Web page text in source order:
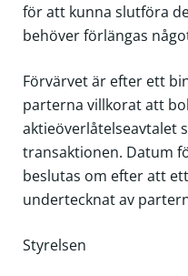
för att kunna slutföra
behöver förlängas
Förvärvet är efter ett
parterna villkorat att
aktieöverlåtelseavtalet
transaktionen. Datum
beslutas om efter att
undertecknat av
Styrelsen